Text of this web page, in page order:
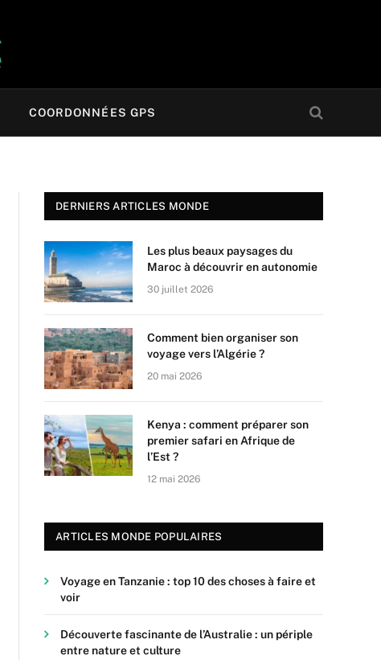
COORDONNÉES GPS
DERNIERS ARTICLES MONDE
Les plus beaux paysages du
Maroc à découvrir en autonomie
30 juillet 2026
Comment bien organiser son
voyage vers l’Algérie ?
20 mai 2026
Kenya : comment préparer son
premier safari en Afrique de
l’Est ?
12 mai 2026
ARTICLES MONDE POPULAIRES
Voyage en Tanzanie : top 10 des choses à faire et
voir
Découverte fascinante de l’Australie : un périple
entre nature et culture